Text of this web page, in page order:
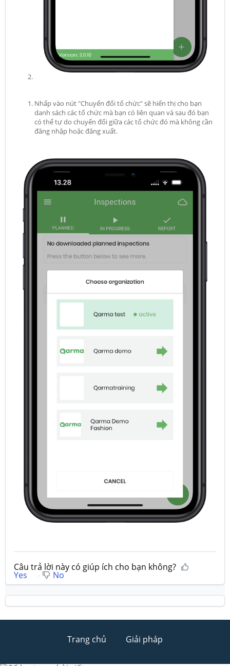
Nhấp vào nút "Chuyển đổi tổ chức" sẽ hiển thị cho bạn
danh sách các tổ chức mà bạn có liên quan và sau đó bạn
có thể tự do chuyển đổi giữa các tổ chức đó mà không cần
đăng nhập hoặc đăng xuất.
Câu trả lời này có giúp ích cho bạn không?
Yes No
Trang chủ Giải pháp